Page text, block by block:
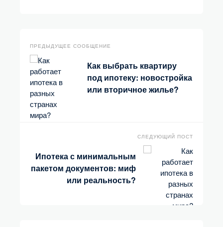
ПРЕДЫДУЩЕЕ СООБЩЕНИЕ
Как выбрать квартиру
под ипотеку: новостройка
или вторичное жилье?
СЛЕДУЮЩИЙ ПОСТ
Ипотека с минимальным
пакетом документов: миф
или реальность?